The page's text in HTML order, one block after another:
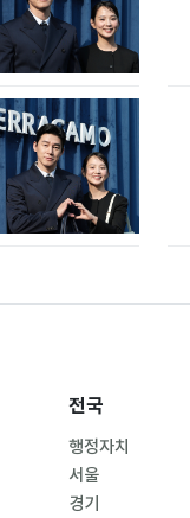
전국
행정자치
서울
경기